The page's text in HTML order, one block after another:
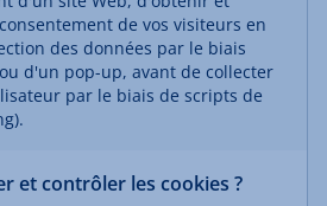
de vos visiteurs en
des données par le biais
d'un pop-up, avant de collecter
par le biais de scripts de
et contrôler les cookies ?